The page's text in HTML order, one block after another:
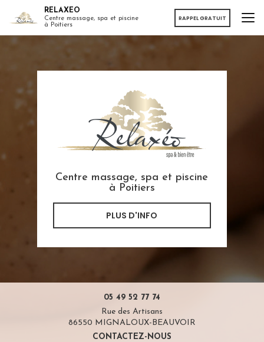
RELAXEO
Centre massage, spa et piscine
à Poitiers
RAPPEL GRATUIT
Centre massage, spa et piscine
à Poitiers
PLUS D'INFO
05 49 52 77 74
Rue des Artisans
86550 MIGNALOUX-BEAUVOIR
CONTACTEZ-NOUS